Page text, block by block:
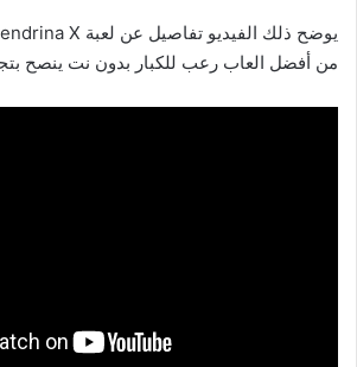
من أفضل العاب رعب للكبار بدون نت ينصح